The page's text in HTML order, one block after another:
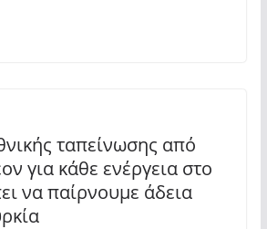
ταπείνωσης από
για κάθε ενέργεια στο
να παίρνουμε άδεια